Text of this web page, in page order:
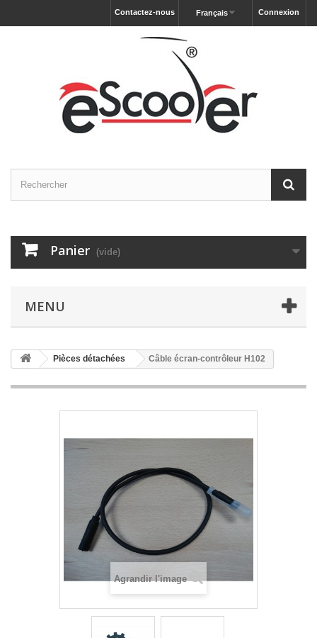
Connexion
Français
Contactez-nous
Panier (vide)
MENU
Pièces détachées Câble écran-contrôleur H102
Agrandir l'image